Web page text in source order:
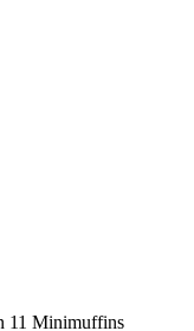
11 Minimuffins